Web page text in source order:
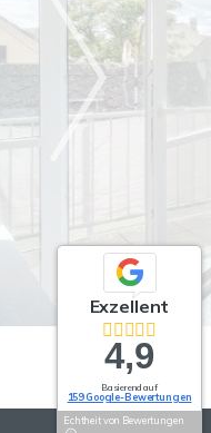
Exzellent
4,9
Basierend auf
159 Google-Bewertungen
Echtheit von Bewertungen